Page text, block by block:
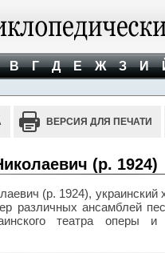
В Г Д Е Ж З И
ВЕРСИЯ ДЛЯ ПЕЧАТИ
(р. 1924)
(р. 1924), украинский
различных ансамблей
театра оперы